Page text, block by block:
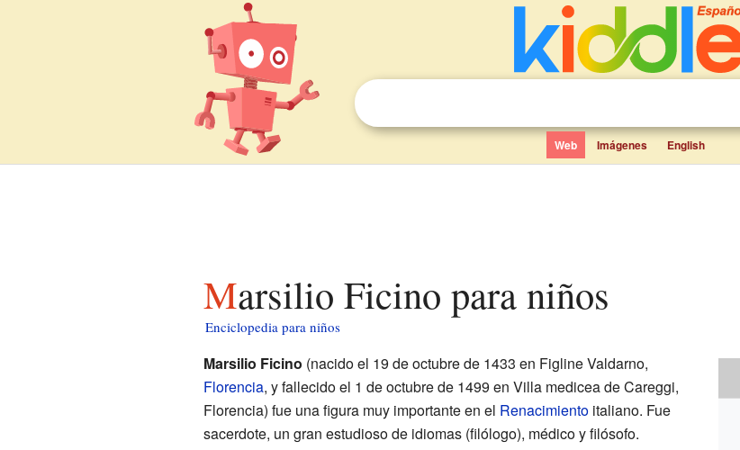
Web Imágenes English
Marsilio Ficino para niños
Enciclopedia para niños
Marsilio Ficino (nacido el 19 de octubre de 1433 en Figline Valdarno,
Florencia, y fallecido el 1 de octubre de 1499 en Villa medicea de Careggi,
Florencia) fue una figura muy importante en el Renacimientoitaliano. Fue
sacerdote, un gran estudioso de idiomas (filólogo), médico y filósofo.